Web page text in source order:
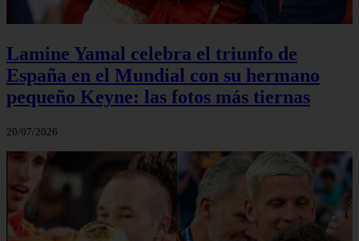
Lamine Yamal celebra el triunfo de
España en el Mundial con su hermano
pequeño Keyne: las fotos más tiernas
20/07/2026